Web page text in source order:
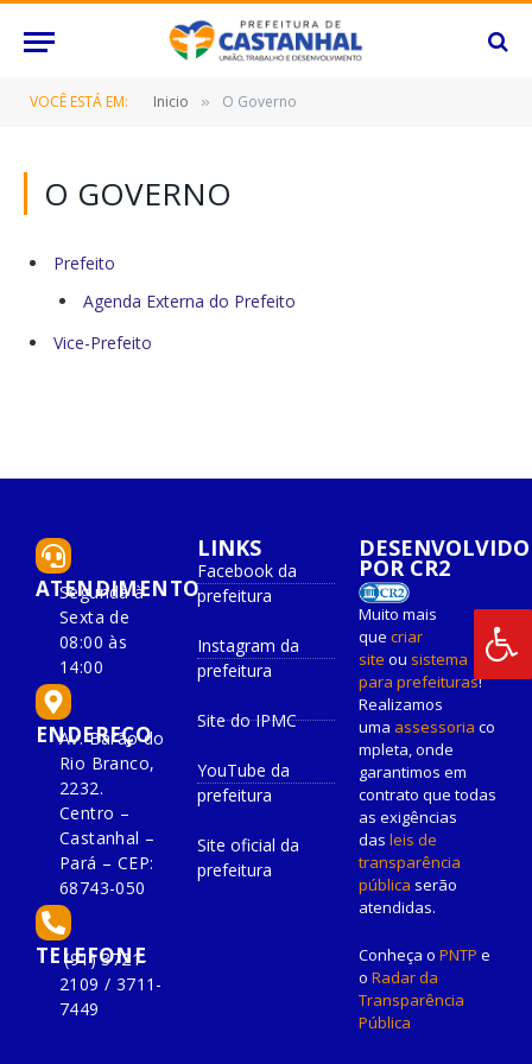
VOCÊ ESTÁ EM: Inicio » O Governo
O GOVERNO
Prefeito
Agenda Externa do Prefeito
Vice-Prefeito
ATENDIMENTO
Segunda à
Sexta de
08:00 às
14:00
ENDEREÇO
Av. Barão do
Rio Branco,
2232.
Centro –
Castanhal –
Pará – CEP:
68743-050
TELEFONE
(91) 3721-
2109 / 3711-
7449
LINKS
Facebook da
prefeitura
Instagram da
prefeitura
Site do IPMC
YouTube da
prefeitura
Site oficial da
prefeitura
DESENVOLVIDO
POR CR2
Muito mais
que criar
site ou sistema
para prefeituras!
Realizamos
uma assessoria co
mpleta, onde
garantimos em
contrato que todas
as exigências
das leis de
transparência
pública serão
atendidas.
Conheça o PNTP e
o Radar da
Transparência
Pública